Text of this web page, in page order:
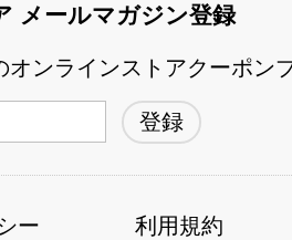
メールマガジン登録
オンラインストアクーポン
ー
利用規約